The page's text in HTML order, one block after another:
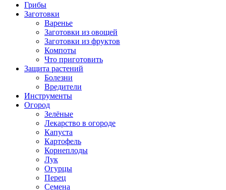
Грибы
Заготовки
Варенье
Заготовки из овощей
Заготовки из фруктов
Компоты
Что приготовить
Защита растений
Болезни
Вредители
Инструменты
Огород
Зелёные
Лекарство в огороде
Капуста
Картофель
Корнеплоды
Лук
Огурцы
Перец
Семена